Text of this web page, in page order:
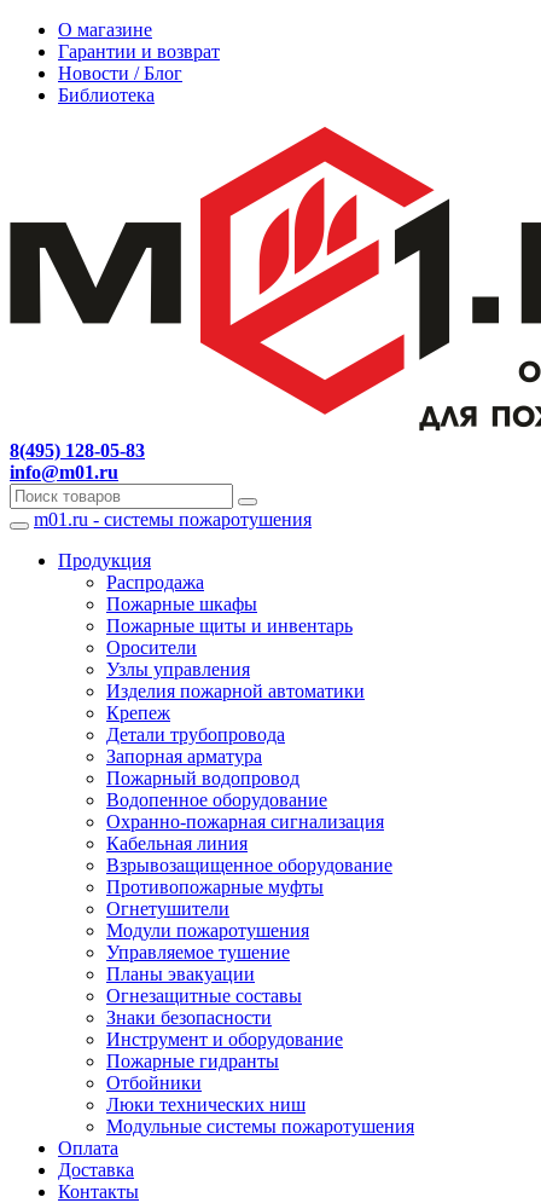
О магазине
Гарантии и возврат
Новости / Блог
Библиотека
8(495) 128-05-83
info@m01.ru
Навигация
m01.ru - системы пожаротушения
Продукция
Распродажа
Пожарные шкафы
Пожарные щиты и инвентарь
Оросители
Узлы управления
Изделия пожарной автоматики
Крепеж
Детали трубопровода
Запорная арматура
Пожарный водопровод
Водопенное оборудование
Охранно-пожарная сигнализация
Кабельная линия
Взрывозащищенное оборудование
Противопожарные муфты
Огнетушители
Модули пожаротушения
Управляемое тушение
Планы эвакуации
Огнезащитные составы
Знаки безопасности
Инструмент и оборудование
Пожарные гидранты
Отбойники
Люки технических ниш
Модульные системы пожаротушения
Оплата
Доставка
Контакты